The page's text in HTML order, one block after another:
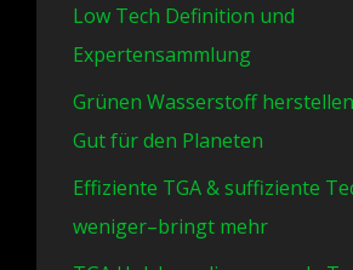
Low Tech Definition und
Expertensammlung
Grünen Wasserstoff
Gut für den Planeten
Effiziente TGA & suffiziente
weniger–bringt mehr